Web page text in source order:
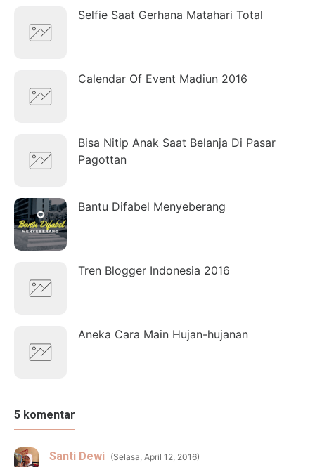
Selfie Saat Gerhana Matahari Total
Calendar Of Event Madiun 2016
Bisa Nitip Anak Saat Belanja Di Pasar
Pagottan
Bantu Difabel Menyeberang
Tren Blogger Indonesia 2016
Aneka Cara Main Hujan-hujanan
5 komentar
Santi Dewi Selasa, April 12, 2016